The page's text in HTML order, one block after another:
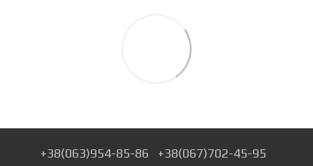
+38(063)954-85-86 +38(067)702-45-95